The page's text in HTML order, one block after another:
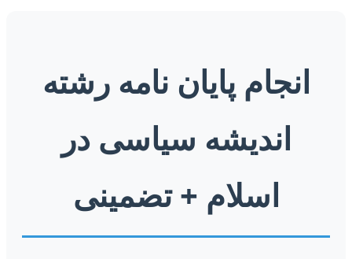
انجام پایان نامه رشته
اندیشه سیاسی در
اسلام + تضمینی